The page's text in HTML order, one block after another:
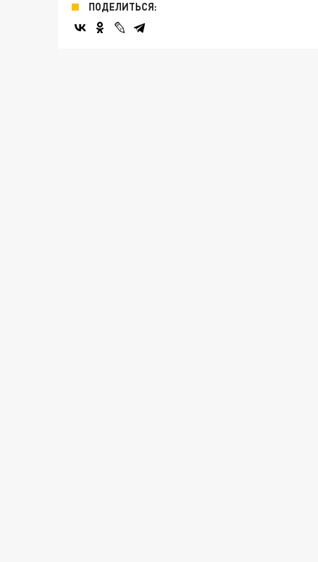
ПОДЕЛИТЬСЯ: